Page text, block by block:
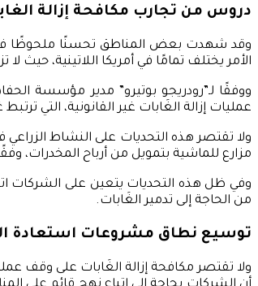
دروس من تجارب مكافحة إزالة
وقد شهدت بعض المناطق تحسنًا ملحوظًا في
الأمر يختلف تمامًا في أمريكا اللاتينية، حيث
عمليات إزالة الغَابات غير القانونية، التي
ولا تقتصر هذه التحديات على النشاط
مزارع للماشية بتمويل من أرباح المخدرات،
وفي ظل هذه التحديات يتعين على الشركات
من الحاجة إلى تدمير الغَابات.
توسيع نطاق مشروعات استعادة